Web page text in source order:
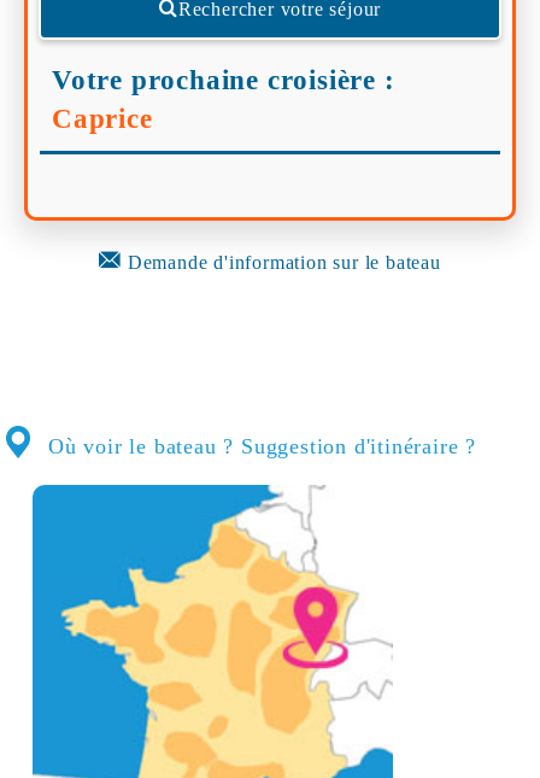
Rechercher votre séjour
Votre prochaine croisière :
Caprice
Demande d'information sur le bateau
Où voir le bateau ? Suggestion d'itinéraire ?